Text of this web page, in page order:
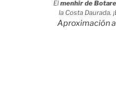
Elmenhir de
la Costa Daurada.
Aproximación